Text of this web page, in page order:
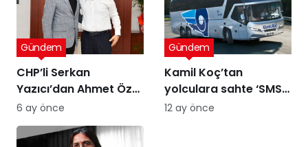
CHP’li Serkan
Yazıcı’dan Ahmet Özer
kararına tepki: Bu bir
yargı değil, sandığı
tanımayan düzenin
Gündem
6 ay önce
Kamil Koç’tan
yolculara sahte ‘SMS’
uyarısı
Gündem
12 ay önce